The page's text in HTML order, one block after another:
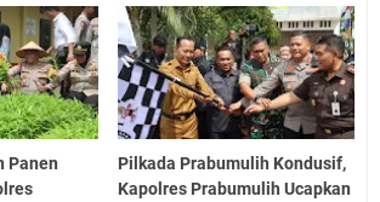
Panen
Pilkada Prabumulih Kondusif,
Kapolres Prabumulih Ucapkan